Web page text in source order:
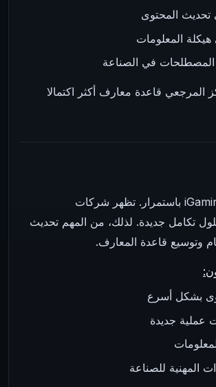
تحديث المحتوى
المعلومات
المصطلحات في الصناعة
المرجعي قاعدة معارف أكثر اكتمالا
تتطور صناعة iGaming باستمرار. تظهر شركات
تكامل جديدة. لذلك، من المهم تحديث
وتوسيع قاعدة المعارف.
بشكل أسرع
عملية جديدة
المهنية للصناعة